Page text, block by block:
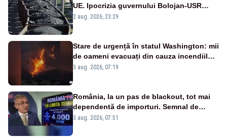
UE. Ipocrizia guvernului Bolojan-USR
după starea de alertă
2 aug. 2026, 23:29
Stare de urgență în statul Washington: mii
de oameni evacuați din cauza incendiilor
puternice de vegetație
3 aug. 2026, 07:19
România, la un pas de blackout, tot mai
dependentă de importuri. Semnal de
alarmă tras de un expert în energie
3 aug. 2026, 07:51